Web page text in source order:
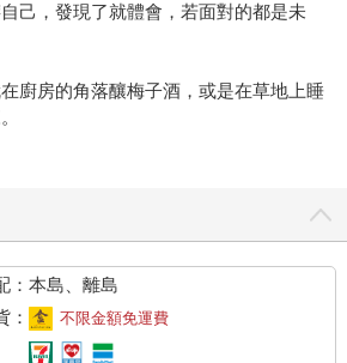
己，發現了就體會，若面對的都是未
廚房的角落釀梅子酒，或是在草地上睡
：本島、離島
：
不限金額免運費